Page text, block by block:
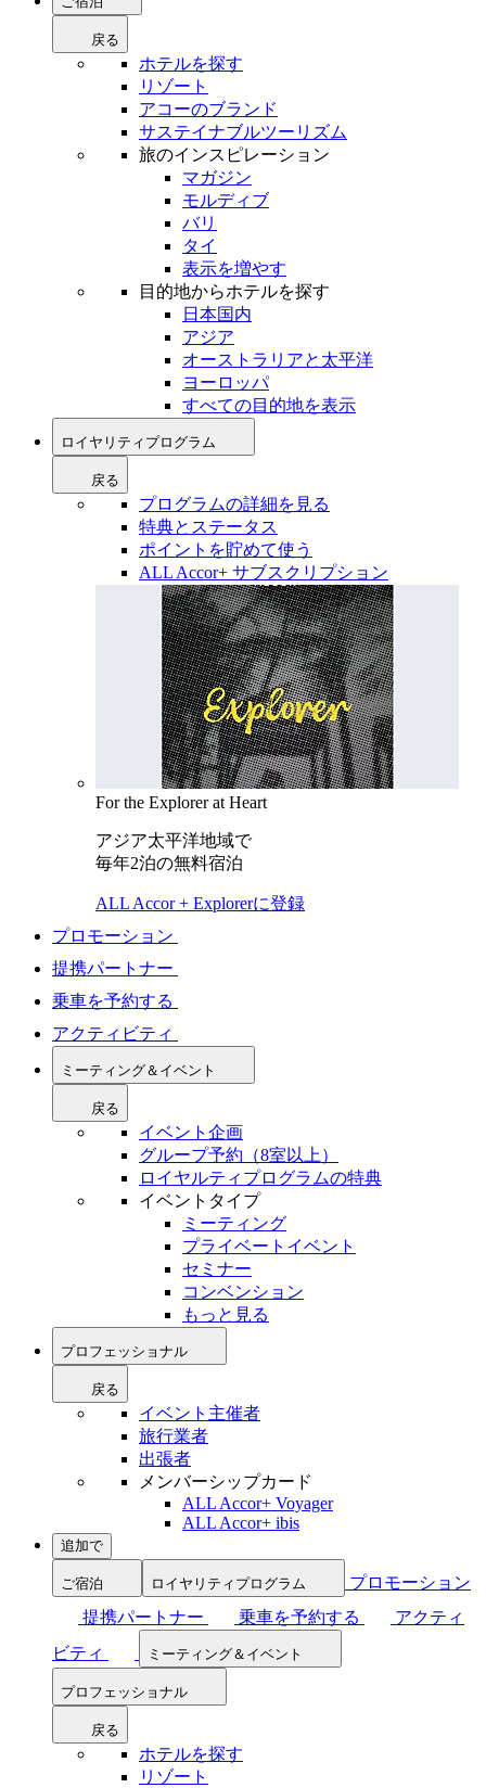
戻る
ホテルを探す
リゾート
アコーのブランド
サステイナブルツーリズム
旅のインスピレーション
マガジン
モルディブ
バリ
タイ
表示を増やす
目的地からホテルを探す
日本国内
アジア
オーストラリアと太平洋
ヨーロッパ
すべての目的地を表示
ロイヤリティプログラム
戻る
プログラムの詳細を見る
特典とステータス
ポイントを貯めて使う
ALL Accor+ サブスクリプション
For the Explorer at Heart
アジア太平洋地域で
毎年2泊の無料宿泊
ALL Accor + Explorerに登録
プロモーション
提携パートナー
乗車を予約する
アクティビティ
ミーティング＆イベント
戻る
イベント企画
グループ予約（8室以上）
ロイヤルティプログラムの特典
イベントタイプ
ミーティング
プライベートイベント
セミナー
コンベンション
もっと見る
プロフェッショナル
戻る
イベント主催者
旅行業者
出張者
メンバーシップカード
ALL Accor+ Voyager
ALL Accor+ ibis
追加で
ご宿泊 ロイヤリティプログラム
プロモーション
提携パートナー
乗車を予約する
アクティ
ビティ
ミーティング＆イベント
プロフェッショナル
戻る
ホテルを探す
リゾート